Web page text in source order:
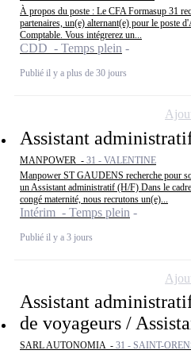
À propos du poste : Le CFA Formasup 31
partenaires, un(e) alternant(e) pour le poste
Comptable. Vous intégrerez un...
CDD - Temps plein
Publié il y a plus de 30 jours
Assistant
MANPOWER - 31 - VALENTINE
Manpower ST GAUDENS recherche pour
un Assistant administratif (H/F) Dans le
congé maternité, nous recrutons un(e)...
Intérim - Temps plein
Publié il y a 3 jours
Assistant
de voyageurs /
SARL AUTONOMIA - 31 - SAINT-